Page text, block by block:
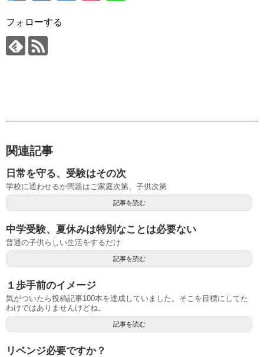
フォローする
関連記事
日常を守る、受験はその次
学校に通わせるか問題はご家庭次第、子供次第
記事を読む
中学受験、夏休みは特別なことは必要ない
普通の子供らしい生活をするだけ
記事を読む
１歩手前のイメージ
気がついたら投稿記事100本を達成していました。そこを目標にしてた
わけではありませんけどね。
記事を読む
リベンジ必要ですか？